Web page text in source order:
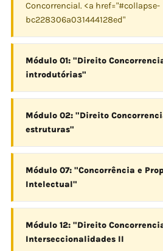
Concorrencial. <a href="#collapse-
bc228306a031444128ed"
Módulo 01: "Direito
introdutórias"
Módulo 02: "Direito
estruturas"
Módulo 07: "Concorrência e
Intelectual"
Módulo 12: "Direito
Interseccionalidades II